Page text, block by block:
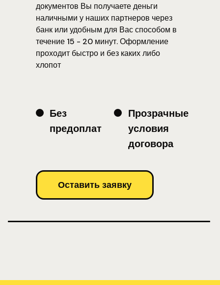
документов Вы получаете деньги
наличными у наших партнеров через
банк или удобным для Вас способом в
течение 15 - 20 минут. Оформление
проходит быстро и без каких либо
хлопот
Оставить заявку
Без
предоплат
Прозрачные
условия
договора